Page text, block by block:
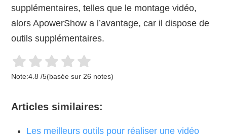
supplémentaires, telles que le montage vidéo,
alors ApowerShow a l’avantage, car il dispose de
outils supplémentaires.
Note:4.8 /5(basée sur 26 notes)
Articles similaires:
Les meilleurs outils pour réaliser une vidéo